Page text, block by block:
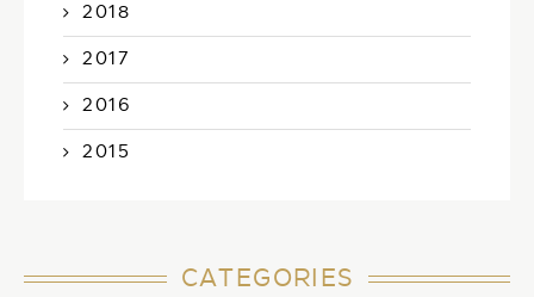
2018
2017
2016
2015
CATEGORIES